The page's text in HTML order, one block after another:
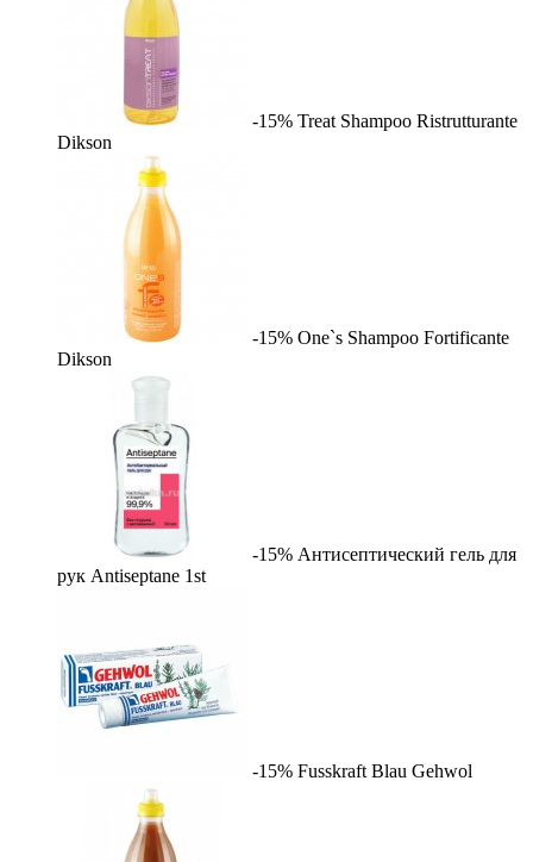
-15% Treat Shampoo Ristrutturante
Dikson
-15% One`s Shampoo Fortificante
Dikson
-15% Антисептический гель для
рук Antiseptane 1st
-15% Fusskraft Blau Gehwol